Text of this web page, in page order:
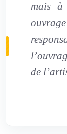
mais à
de